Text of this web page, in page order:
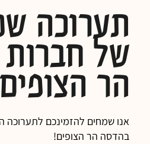
תערוכה
של
הר הצופים
אנו שמחים להזמינכם לתערוכה
בהדסה הר הצופים!